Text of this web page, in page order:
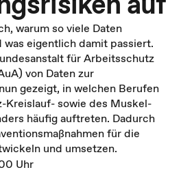
warum so viele Daten
eigentlich damit passiert.
für Arbeitsschutz
von Daten zur
gezeigt, in welchen Berufen
Kreislauf- sowie des Muskel-
häufig auftreten. Dadurch
für die
und umsetzen.
Uhr